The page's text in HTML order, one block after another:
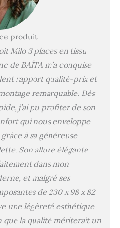
produit
Milo 3 places en tissu
de BAÏTA m’a conquise
rapport qualité-prix et
remarquable. Dès
j’ai pu profiter de son
qui nous enveloppe
à sa généreuse
Son allure élégante
dans mon
et malgré ses
de 230 x 98 x 82
une légèreté esthétique
que la qualité mériterait un